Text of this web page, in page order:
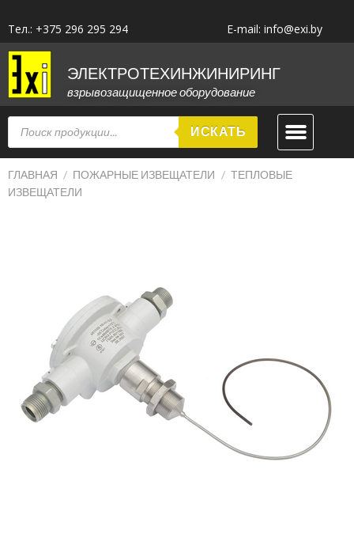
Тел.: +375 296 295 294 E-mail: info@exi.by
ЭЛЕКТРОТЕХИНЖИНИРИНГ
взрывозащищенное оборудование
ИСКАТЬ
ГЛАВНАЯ / ПОЖАРНЫЕ ИЗВЕЩАТЕЛИ / ТЕПЛОВЫЕ
ИЗВЕЩАТЕЛИ